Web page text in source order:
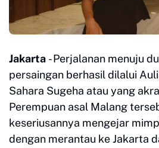
Jakarta - Perjalanan menuju
persaingan berhasil dilalui
Sahara Sugeha atau yang
Perempuan asal Malang
keseriusannya mengejar
dengan merantau ke Jakarta